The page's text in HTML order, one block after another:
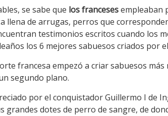
se sabe que los francesesempleaban
llena de arrugas, perros que
testimonios escritos cuando los
los 6 mejores sabuesos criados por
francesa empezó a criar sabuesos
segundo plano.
por el conquistador Guillermo I de
grandes dotes de perro de sangre, de